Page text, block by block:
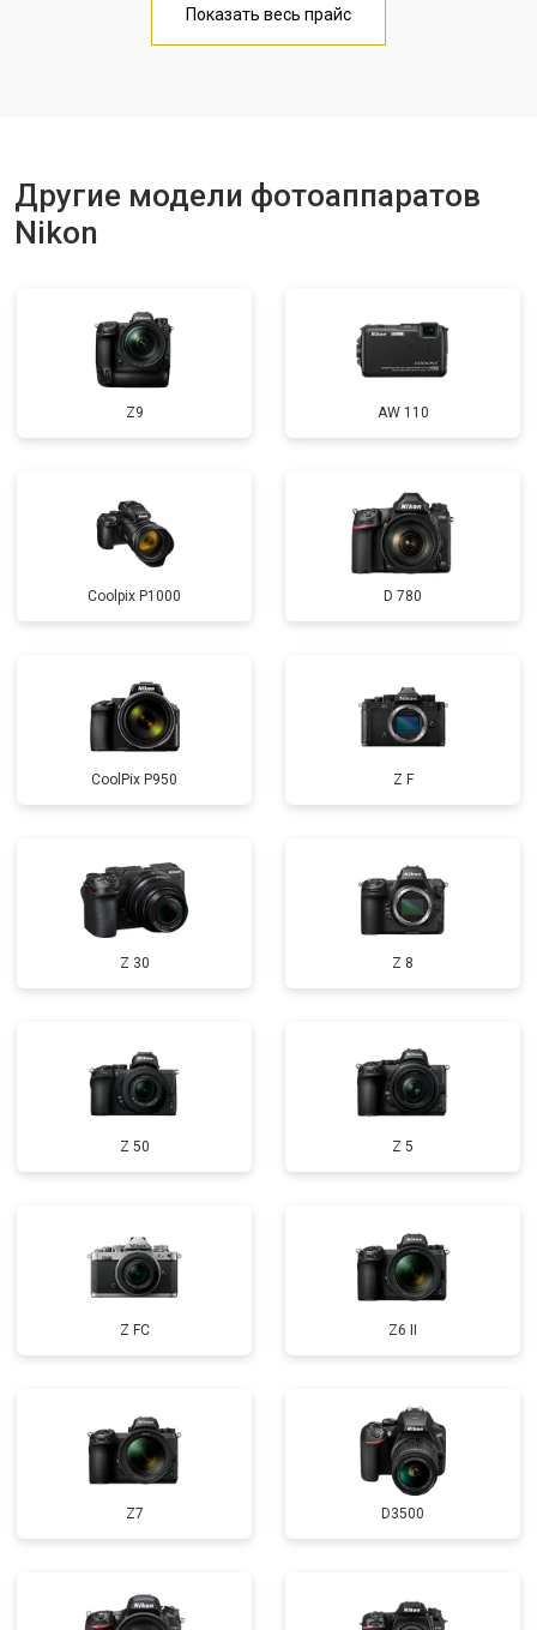
Показать весь прайс
Другие модели фотоаппаратов
Nikon
Z9 AW 110
Coolpix P1000 D 780
CoolPix P950 Z F
Z 30 Z 8
Z 50 Z 5
Z FC Z6 II
Z7 D3500